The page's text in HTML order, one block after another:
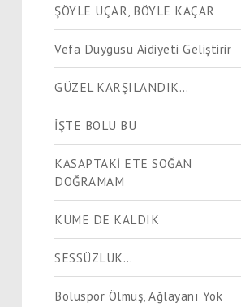
ŞÖYLE UÇAR, BÖYLE KAÇAR
Vefa Duygusu Aidiyeti Geliştirir
GÜZEL KARŞILANDIK…
İŞTE BOLU BU
KASAPTAKİ ETE SOĞAN
DOĞRAMAM
KÜME DE KALDIK
SESSÜZLUK…
Boluspor Ölmüş, Ağlayanı Yok